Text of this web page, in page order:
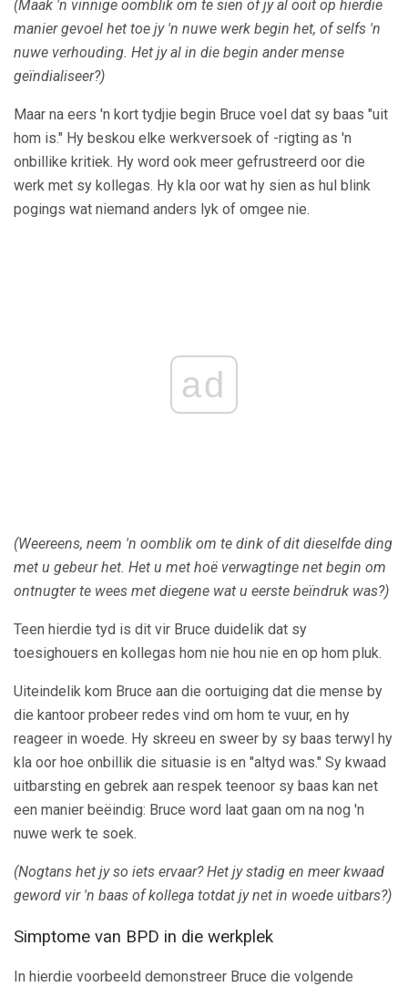
(Maak 'n vinnige oomblik om te sien of jy al ooit op hierdie
manier gevoel het toe jy 'n nuwe werk begin het, of selfs 'n
nuwe verhouding. Het jy al in die begin ander mense
geïndialiseer?)
Maar na eers 'n kort tydjie begin Bruce voel dat sy baas "uit
hom is." Hy beskou elke werkversoek of -rigting as 'n
onbillike kritiek. Hy word ook meer gefrustreerd oor die
werk met sy kollegas. Hy kla oor wat hy sien as hul blink
pogings wat niemand anders lyk of omgee nie.
ad
(Weereens, neem 'n oomblik om te dink of dit dieselfde ding
met u gebeur het. Het u met hoë verwagtinge net begin om
ontnugter te wees met diegene wat u eerste beïndruk was?)
Teen hierdie tyd is dit vir Bruce duidelik dat sy
toesighouers en kollegas hom nie hou nie en op hom pluk.
Uiteindelik kom Bruce aan die oortuiging dat die mense by
die kantoor probeer redes vind om hom te vuur, en hy
reageer in woede. Hy skreeu en sweer by sy baas terwyl hy
kla oor hoe onbillik die situasie is en "altyd was." Sy kwaad
uitbarsting en gebrek aan respek teenoor sy baas kan net
een manier beëindig: Bruce word laat gaan om na nog 'n
nuwe werk te soek.
(Nogtans het jy so iets ervaar? Het jy stadig en meer kwaad
geword vir 'n baas of kollega totdat jy net in woede uitbars?)
Simptome van BPD in die werkplek
In hierdie voorbeeld demonstreer Bruce die volgende